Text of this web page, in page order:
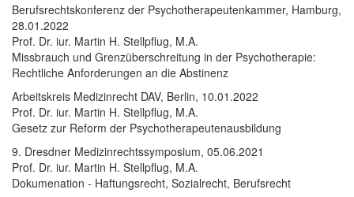
Berufsrechtskonferenz der Psychotherapeutenkammer, Hamburg,
28.01.2022
Prof. Dr. iur. Martin H. Stellpflug, M.A.
Missbrauch und Grenzüberschreitung in der Psychotherapie:
Rechtliche Anforderungen an die Abstinenz
Arbeitskreis Medizinrecht DAV, Berlin, 10.01.2022
Prof. Dr. iur. Martin H. Stellpflug, M.A.
Gesetz zur Reform der Psychotherapeutenausbildung
9. Dresdner Medizinrechtssymposium, 05.06.2021
Prof. Dr. iur. Martin H. Stellpflug, M.A.
Dokumenation - Haftungsrecht, Sozialrecht, Berufsrecht